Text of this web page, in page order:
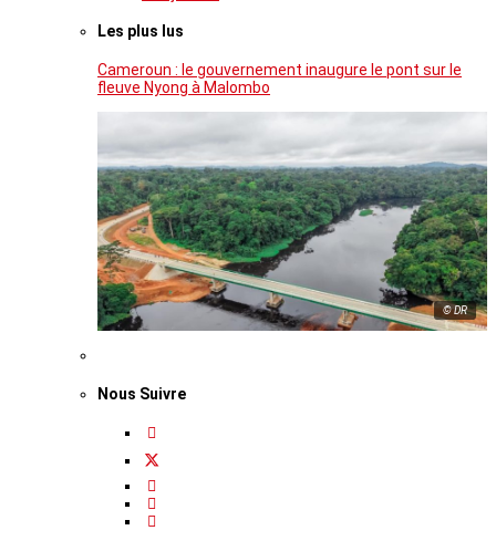
Les plus lus
Cameroun : le gouvernement inaugure le pont sur le
fleuve Nyong à Malombo
© DR
Nous Suivre